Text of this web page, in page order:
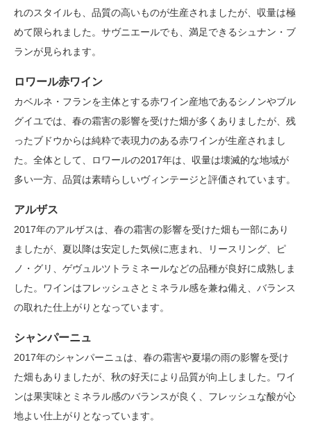
れのスタイルも、品質の高いものが生産されましたが、収量は極
めて限られました。サヴニエールでも、満足できるシュナン・ブ
ランが見られます。
ロワール赤ワイン
カベルネ・フランを主体とする赤ワイン産地であるシノンやブル
グイユでは、春の霜害の影響を受けた畑が多くありましたが、残
ったブドウからは純粋で表現力のある赤ワインが生産されまし
た。全体として、ロワールの2017年は、収量は壊滅的な地域が
多い一方、品質は素晴らしいヴィンテージと評価されています。
アルザス
2017年のアルザスは、春の霜害の影響を受けた畑も一部にあり
ましたが、夏以降は安定した気候に恵まれ、リースリング、ピ
ノ・グリ、ゲヴュルツトラミネールなどの品種が良好に成熟しま
した。ワインはフレッシュさとミネラル感を兼ね備え、バランス
の取れた仕上がりとなっています。
シャンパーニュ
2017年のシャンパーニュは、春の霜害や夏場の雨の影響を受け
た畑もありましたが、秋の好天により品質が向上しました。ワイ
ンは果実味とミネラル感のバランスが良く、フレッシュな酸が心
地よい仕上がりとなっています。